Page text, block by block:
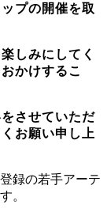
プの開催を取
しみにしてく
かけするこ
させていただ
お願い申し上
録の若手アーテ
。